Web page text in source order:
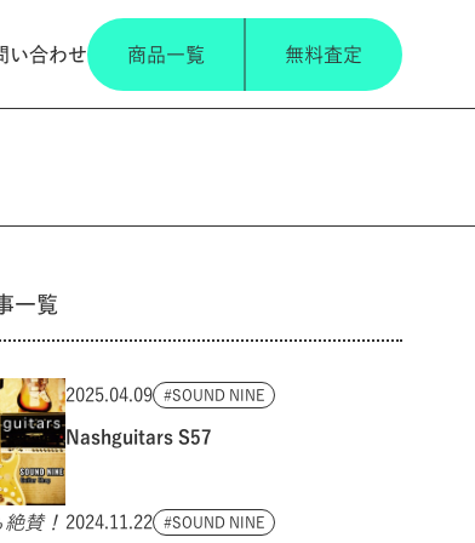
い合わせ 商品一覧 無料査定
一覧
2025.04.09 SOUND NINE
Nashguitars S57
2024.11.22 SOUND NINE